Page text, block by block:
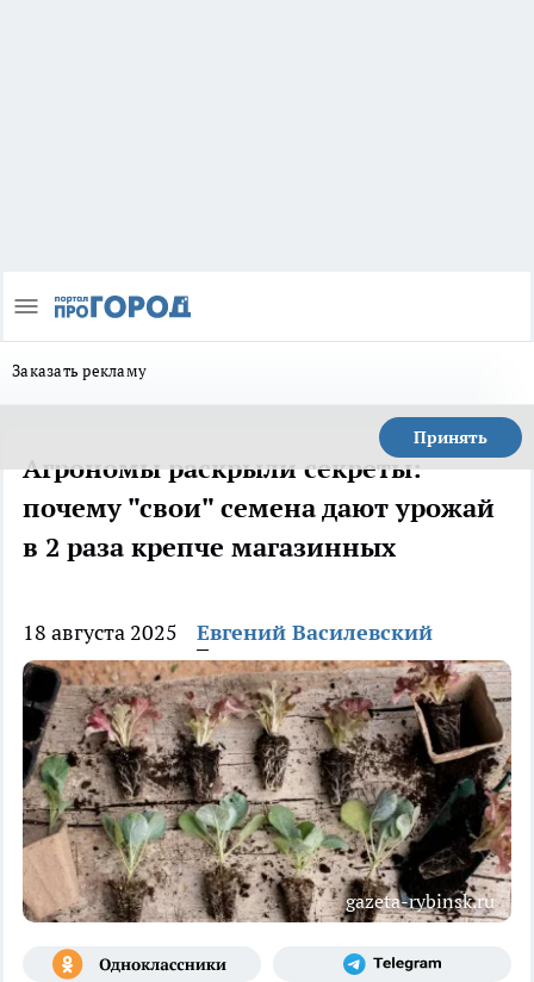
Заказать рекламу
Принять
Агрономы раскрыли секреты:
почему "свои" семена дают урожай
в 2 раза крепче магазинных
18 августа 2025 Евгений Василевский
gazeta-rybinsk.ru